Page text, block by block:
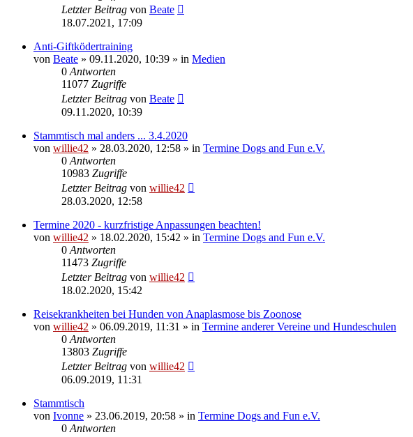
Letzter Beitrag von Beate
18.07.2021, 17:09
Anti-Giftködertraining
von Beate » 09.11.2020, 10:39 » in Medien
0 Antworten
11077 Zugriffe
Letzter Beitrag von Beate
09.11.2020, 10:39
Stammtisch mal anders ... 3.4.2020
von willie42 » 28.03.2020, 12:58 » in Termine Dogs and Fun e.V.
0 Antworten
10983 Zugriffe
Letzter Beitrag von willie42
28.03.2020, 12:58
Termine 2020 - kurzfristige Anpassungen beachten!
von willie42 » 18.02.2020, 15:42 » in Termine Dogs and Fun e.V.
0 Antworten
11473 Zugriffe
Letzter Beitrag von willie42
18.02.2020, 15:42
Reisekrankheiten bei Hunden von Anaplasmose bis Zoonose
von willie42 » 06.09.2019, 11:31 » in Termine anderer Vereine und Hundeschulen
0 Antworten
13803 Zugriffe
Letzter Beitrag von willie42
06.09.2019, 11:31
Stammtisch
von Ivonne » 23.06.2019, 20:58 » in Termine Dogs and Fun e.V.
0 Antworten